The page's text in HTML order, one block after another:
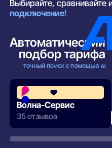
Выбирайте, сравнивайте
подключение!
Автоматический
подбор тарифа
ТОЧНЫЙ ПОИСК С ПОМОЩЬЮ AI
Волна-Сервис
35 отзывов